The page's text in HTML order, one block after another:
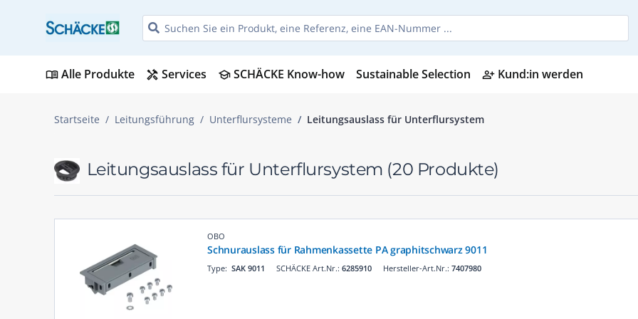
menu_bookAlle Produkte handyman Services schoolSCHÄCKE Know-how Sustainable Selection person_add_alt Kund:in werden
Startseite Leitungsführung Unterflursysteme Leitungsauslass für Unterflursystem
Leitungsauslass für Unterflursystem (20 Produkte)
OBO
Schnurauslass für Rahmenkassette PA graphitschwarz 9011
SCHÄCKE Art.Nr.: 6285910
Type: SAK 9011 Hersteller-Art.Nr.: 7407980